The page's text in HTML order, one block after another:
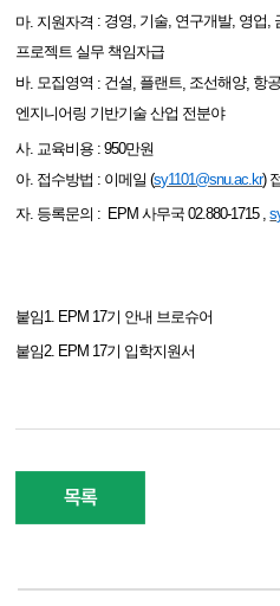
마. 지원자격 : 경영, 기술, 연구개발, 영업,
프로젝트 실무 책임자급
바. 모집영역 : 건설 플랜트 조선해양, 항
엔지니어링 기반기술 산업 전분야
사. 교육비용 : 950만원
아. 접수방법 : 이메일 (sy1101@snu.ac.kr)
자. 등록문의 : EPM사무국 02.880-1715 ,
붙임1. EPM 17기 안내 브로슈어
붙임2. EPM 17기 입학지원서
목록